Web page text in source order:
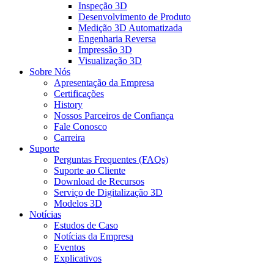
Inspeção 3D
Desenvolvimento de Produto
Medição 3D Automatizada
Engenharia Reversa
Impressão 3D
Visualização 3D
Sobre Nós
Apresentação da Empresa
Certificações
History
Nossos Parceiros de Confiança
Fale Conosco
Carreira
Suporte
Perguntas Frequentes (FAQs)
Suporte ao Cliente
Download de Recursos
Serviço de Digitalização 3D
Modelos 3D
Notícias
Estudos de Caso
Notícias da Empresa
Eventos
Explicativos